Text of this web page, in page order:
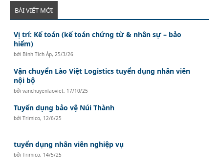
BÀI VIẾT MỚI
Vị trí: Kế toán (kế toán chứng từ & nhân sự – bảo
hiểm)
bởi Bình Tích Áp, 25/3/26
Vận chuyển Lào Việt Logistics tuyển dụng nhân viên
nội bộ
bởivanchuyenlaoviet, 17/10/25
Tuyển dụng bảo vệ Núi Thành
bởiTrimico, 12/6/25
tuyển dụng nhân viên nghiệp vụ
bởiTrimico, 14/5/25